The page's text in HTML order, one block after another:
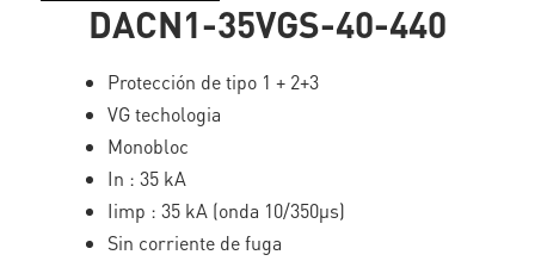
DACN1-35VGS-40-440
Protección de tipo 1 + 2+3
VG techologia
Monobloc
In : 35 kA
Iimp : 35 kA (onda 10/350µs)
Sin corriente de fuga